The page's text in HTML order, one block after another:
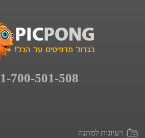
1-700-501-508
רעיונות למתנה